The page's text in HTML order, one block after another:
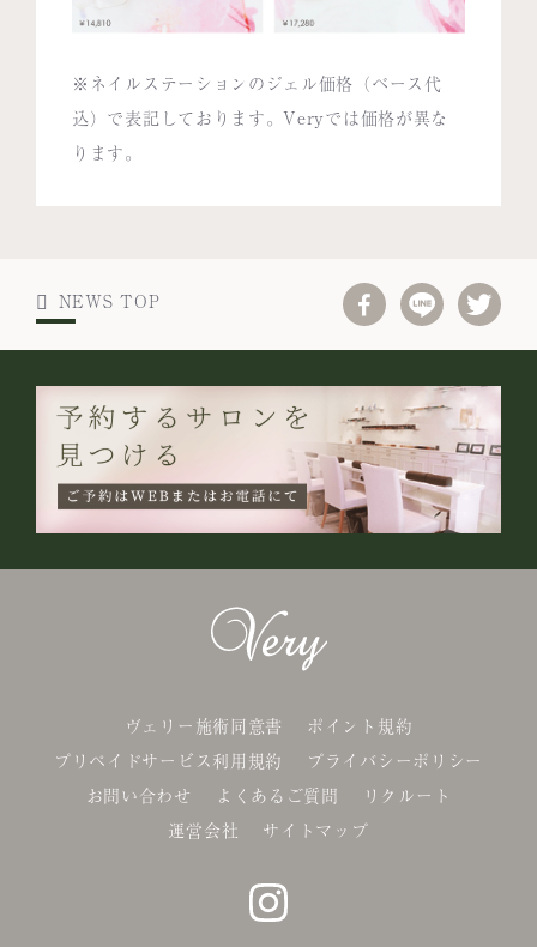
※ネイルステーションのジェル価格（ベース代
込）で表記しております。Veryでは価格が異な
ります。
NEWS TOP
ヴェリー施術同意書
ポイント規約
プリペイドサービス利用規約
プライバシーポリシー
お問い合わせ
よくあるご質問
リクルート
運営会社
サイトマップ